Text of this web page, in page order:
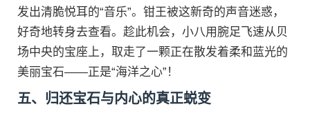
发出清脆悦耳的“音乐”。钳王被这新奇的声音迷惑，
好奇地转身去查看。趁此机会，小八用腕足飞速从贝
场中央的宝座上，取走了一颗正在散发着柔和蓝光的
美丽宝石——正是“海洋之心”！
五、归还宝石与内心的真正蜕变